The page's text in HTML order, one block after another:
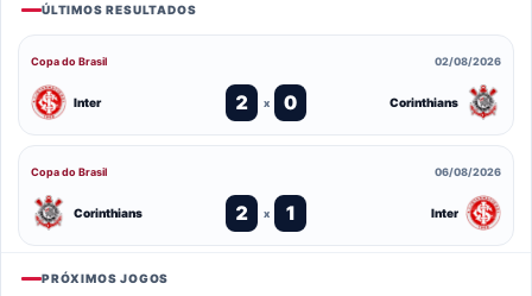
ÚLTIMOS RESULTADOS
Copa do Brasil 02/08/2026
Inter 2 x 0 Corinthians
Copa do Brasil 06/08/2026
Corinthians 2 x 1 Inter
PRÓXIMOS JOGOS